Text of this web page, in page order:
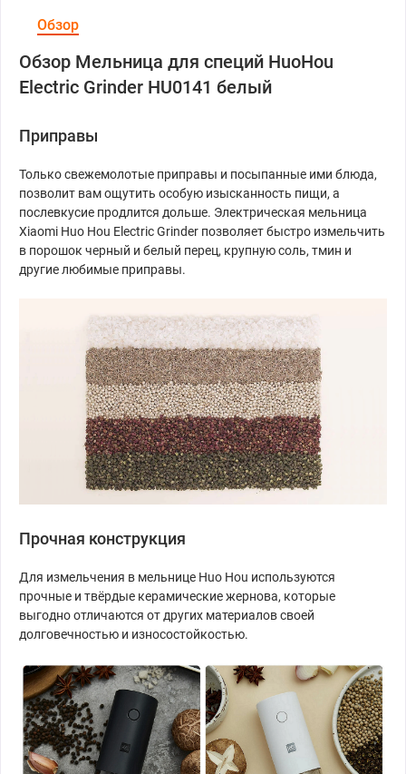
Обзор
Обзор Мельница для специй HuoHou
Electric Grinder HU0141 белый
Приправы
Только свежемолотые приправы и посыпанные ими блюда,
позволит вам ощутить особую изысканность пищи, а
послевкусие продлится дольше. Электрическая мельница
Xiaomi Huo Hou Electric Grinder позволяет быстро измельчить
в порошок черный и белый перец, крупную соль, тмин и
другие любимые приправы.
Прочная конструкция
Для измельчения в мельнице Huo Hou используются
прочные и твёрдые керамические жернова, которые
выгодно отличаются от других материалов своей
долговечностью и износостойкостью.